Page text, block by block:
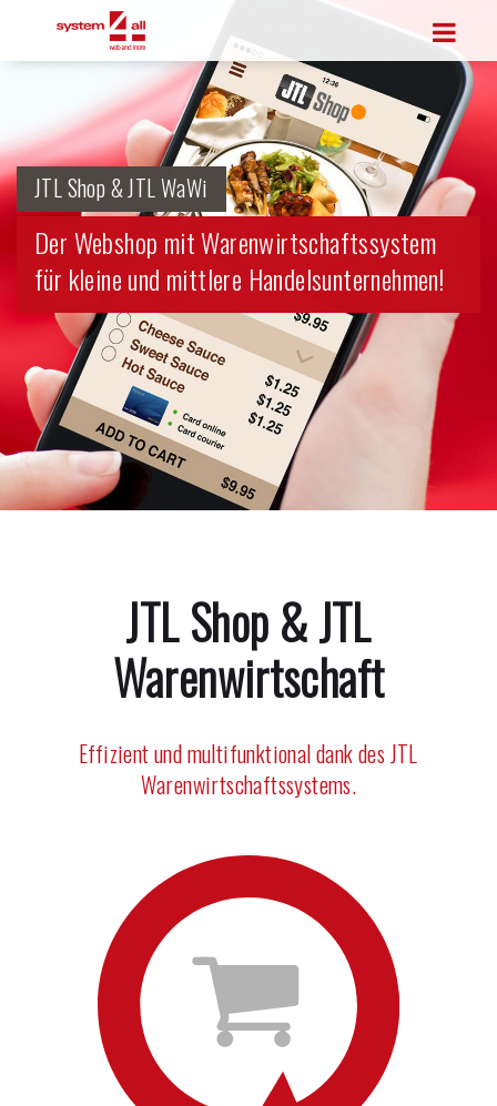
JTL Shop & JTL WaWi
Der Webshop mit Waren­wirtschafts­system
für kleine und mittlere Handelsunternehmen!
JTL Shop & JTL
Warenwirtschaft
Effizient und multifunktional dank des JTL
Warenwirtschaftssystems.